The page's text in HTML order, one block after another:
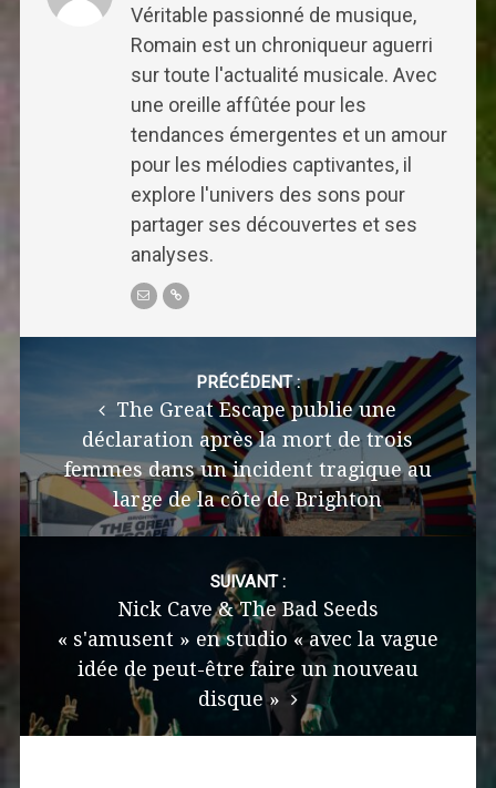
Véritable passionné de musique,
Romain est un chroniqueur aguerri
sur toute l'actualité musicale. Avec
une oreille affûtée pour les
tendances émergentes et un amour
pour les mélodies captivantes, il
explore l'univers des sons pour
partager ses découvertes et ses
analyses.
PRÉCÉDENT :
The Great Escape publie une
déclaration après la mort de trois
femmes dans un incident tragique au
large de la côte de Brighton
SUIVANT :
Nick Cave & The Bad Seeds
« s'amusent » en studio « avec la vague
idée de peut-être faire un nouveau
disque »